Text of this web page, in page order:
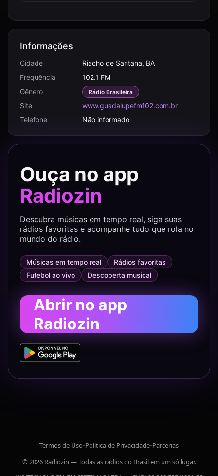
Informações
Cidade
Riacho de Santana, BA
Frequência
102.1 FM
Gênero
Rádio Brasileira
Site
www.guadalupefm102.com.br
Telefone
Não informado
Ouça no app
Radiozin
Descubra músicas em tempo real, siga suas
rádios favoritas e acompanhe tudo que rola no
mundo do rádio.
Músicas em tempo real
Rádios favoritas
Futebol ao vivo
Descoberta musical
Abrir no app
Radiozin
Termos de Uso•Política de Privacidade•Parcerias
© 2026 Radiozin — Todas as rádios do Brasil em um só lugar.